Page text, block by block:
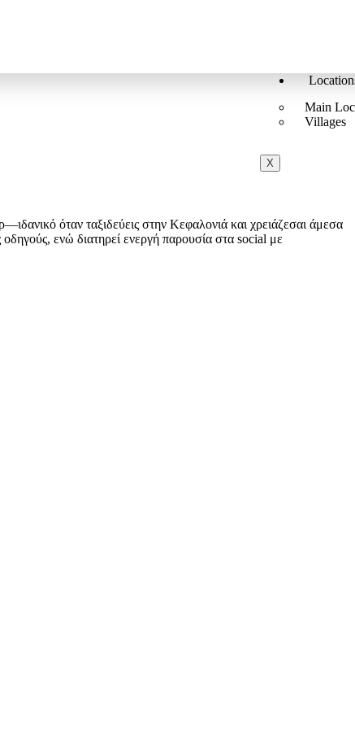
Main
Villages
X
όταν ταξιδεύεις στην Κεφαλονιά και χρειάζεσαι άμεσα
ενώ διατηρεί ενεργή παρουσία στα social με